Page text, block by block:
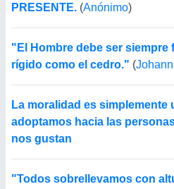
PRESENTE. (Anónimo)
"El Hombre debe ser siempre
rígido como el cedro." (
La moralidad es simplemente
adoptamos hacia las
nos gustan
"Todos sobrellevamos con